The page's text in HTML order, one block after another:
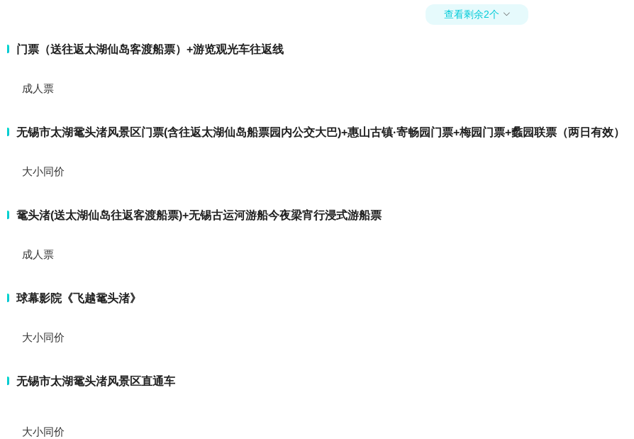
查看剩余2个 
门票（送往返太湖仙岛客渡船票）+游览观光车往返线
成人票
无锡市太湖鼋头渚风景区门票(含往返太湖仙岛船票园内公交大巴)+惠山古镇·寄畅园门票+梅园门票+蠡园联票（两日有效）
大小同价
鼋头渚(送太湖仙岛往返客渡船票)+无锡古运河游船今夜梁宵行浸式游船票
成人票
球幕影院《飞越鼋头渚》
大小同价
无锡市太湖鼋头渚风景区直通车
大小同价